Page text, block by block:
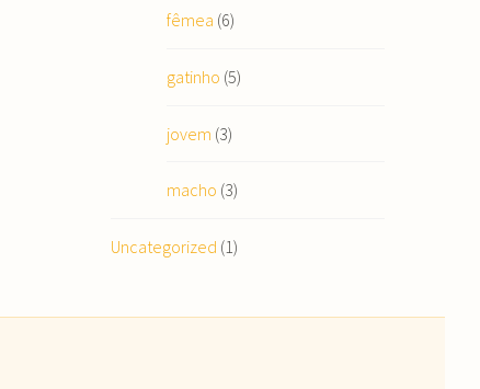
fêmea (6)
gatinho (5)
jovem (3)
macho (3)
Uncategorized (1)